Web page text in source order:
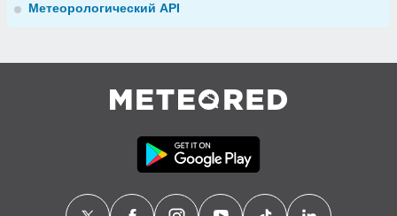
Метеорологический API